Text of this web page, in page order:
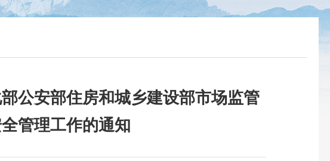
公安部住房和城乡建设部市场监管
管理工作的通知